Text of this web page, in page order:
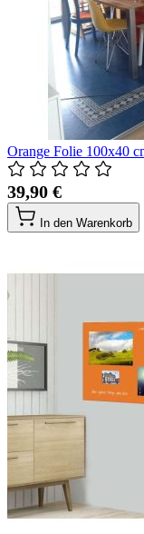
Orange Folie 100x40
39,90 €
In den Warenkorb